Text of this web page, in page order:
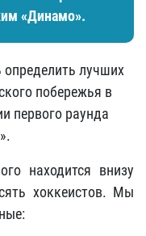
«Динамо».
лучших
побережья в
первого раунда
находится внизу
хоккеистов. Мы